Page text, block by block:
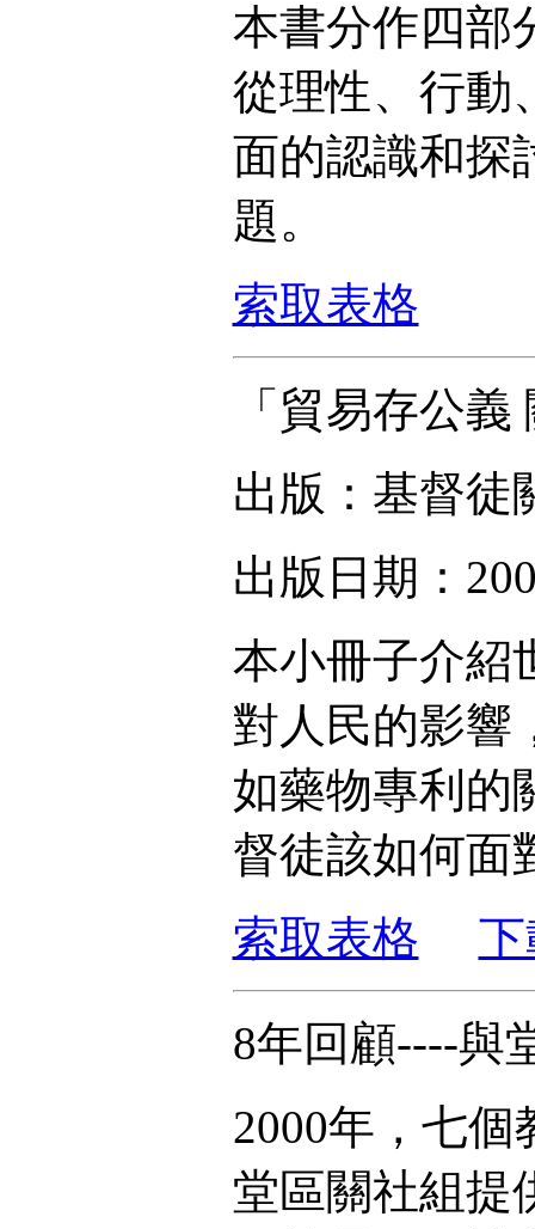
本書分作四部
從理性、行動
面的認識和探
題。
索取表格
「貿易存公
出版：基督徒
出版日期：
本小冊子介紹
對人民的影響
如藥物專利的
督徒該如何面
索取表格
8年回顧----與
2000年，七
堂區關社組提